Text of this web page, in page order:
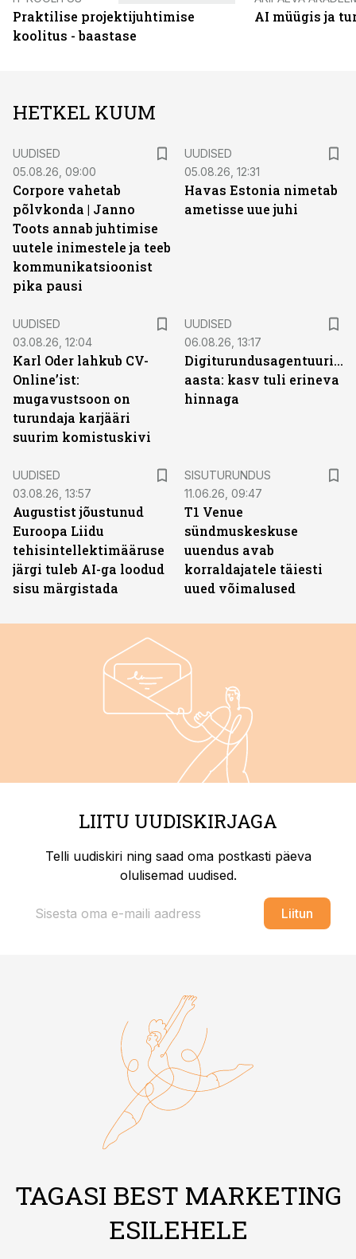
Praktilise projektijuhtimise
koolitus - baastase
AI müügis ja
HETKEL KUUM
UUDISED
05.08.26, 09:00
Corpore vahetab
põlvkonda | Janno
Toots annab juhtimise
uutele inimestele ja teeb
kommunikatsioonist
pika pausi
UUDISED
05.08.26, 12:31
Havas Estonia nimetab
ametisse uue juhi
UUDISED
03.08.26, 12:04
Karl Oder lahkub CV-
Online’ist:
mugavustsoon on
turundaja karjääri
suurim komistuskivi
UUDISED
06.08.26, 13:17
Digiturundusagentuuride
aasta: kasv tuli erineva
hinnaga
UUDISED
03.08.26, 13:57
Augustist jõustunud
Euroopa Liidu
tehisintellektimääruse
järgi tuleb AI-ga loodud
sisu märgistada
SISUTURUNDUS
11.06.26, 09:47
T1 Venue
sündmuskeskuse
uuendus avab
korraldajatele täiesti
uued võimalused
LIITU UUDISKIRJAGA
Telli uudiskiri ning saad oma postkasti päeva
olulisemad uudised.
Liitun
TAGASI BEST MARKETING
ESILEHELE